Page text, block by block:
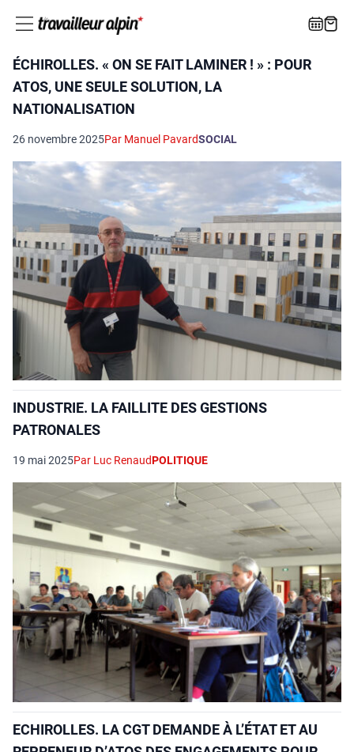
ÉCHIROLLES. « ON SE FAIT LAMINER ! » : POUR
ATOS, UNE SEULE SOLUTION, LA
NATIONALISATION
26 novembre 2025Par Manuel PavardSOCIAL
INDUSTRIE. LA FAILLITE DES GESTIONS
PATRONALES
19 mai 2025Par Luc RenaudPOLITIQUE
ECHIROLLES. LA CGT DEMANDE À L’ÉTAT ET AU